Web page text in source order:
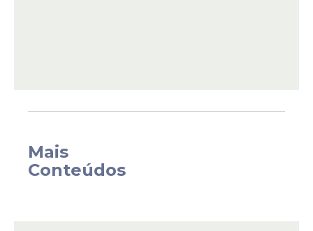
incluindo 25 casos graves. Há 12 óbitos em
investigação por arboviroses e duas mortes
Mais
Conteúdos